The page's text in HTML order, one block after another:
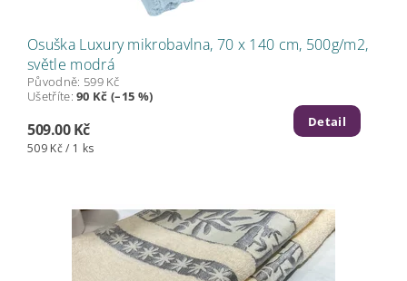
Osuška Luxury mikrobavlna, 70 x 140 cm, 500g/m2,
světle modrá
Původně: 599 Kč
Ušetříte:90 Kč (–15 %)
509.00 Kč
509 Kč / 1 ks
Detail